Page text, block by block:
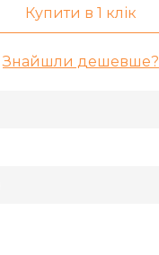
Купити в 1 клік
Знайшли дешевше?